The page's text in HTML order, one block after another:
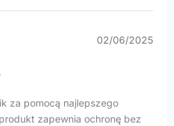
02/06/2025
za pomocą najlepszego
zapewnia ochronę bez